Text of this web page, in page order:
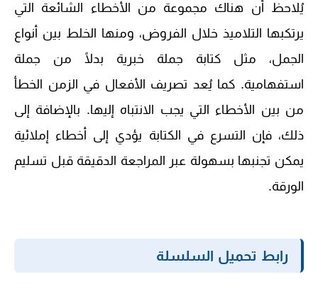
يُلاحظ أن هناك مجموعة من الأخطاء الشائعة التي
يرتكبها التلاميذ خلال الفروض، ومنها الخلط بين أنواع
الجمل، مثل كتابة جملة خبرية بدلًا من جملة
استفهامية. كما يُعد تصريف الأفعال في الزمن الخطأ
من بين الأخطاء التي يجب الانتباه إليها. بالإضافة إلى
ذلك، فإن التسرع في الكتابة يؤدي إلى أخطاء إملائية
يمكن تجنبها بسهولة عبر المراجعة الدقيقة قبل تسليم
الورقة.
رابط تحميل السلسلة